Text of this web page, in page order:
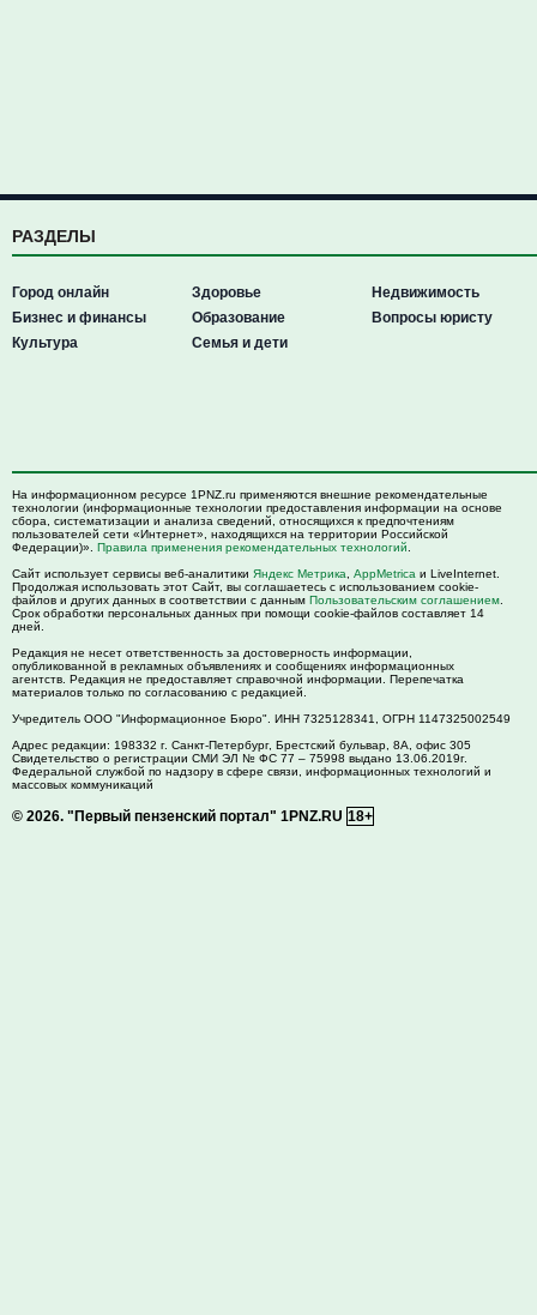
РАЗДЕЛЫ
Город онлайн
Бизнес и финансы
Культура
Здоровье
Образование
Семья и дети
Недвижимость
Вопросы юристу
На информационном ресурсе 1PNZ.ru применяются внешние рекомендательные
технологии (информационные технологии предоставления информации на основе
сбора, систематизации и анализа сведений, относящихся к предпочтениям
пользователей сети «Интернет», находящихся на территории Российской
Федерации)». Правила применения рекомендательных технологий
Сайт использует сервисы веб-аналитики Яндекс Метрика AppMetrica и LiveInternet.
Продолжая использовать этот Сайт, вы соглашаетесь с использованием cookie-
файлов и других данных в соответствии с данным Пользовательским соглашением
Срок обработки персональных данных при помощи cookie-файлов составляет 14
дней.
Редакция не несет ответственность за достоверность информации,
опубликованной в рекламных объявлениях и сообщениях информационных
агентств. Редакция не предоставляет справочной информации. Перепечатка
материалов только по согласованию с редакцией.
Учредитель ООО "Информационное Бюро". ИНН 7325128341, ОГРН 1147325002549
Адрес редакции: 198332 г. Санкт-Петербург, Брестский бульвар, 8А, офис 305
Свидетельство о регистрации СМИ ЭЛ № ФС 77 – 75998 выдано 13.06.2019г.
Федеральной службой по надзору в сфере связи, информационных технологий и
массовых коммуникаций
© 2026. "Первый пензенский портал" 1PNZ.RU 18+